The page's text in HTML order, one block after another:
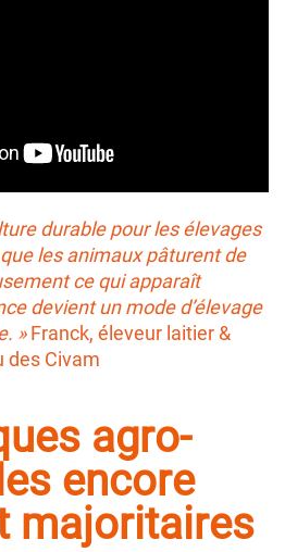
durable pour les élevages
que les animaux pâturent de
ce qui apparaît
devient un mode d’élevage
»Franck, éleveur laitier &
des Civam
agro-
encore
majoritaires